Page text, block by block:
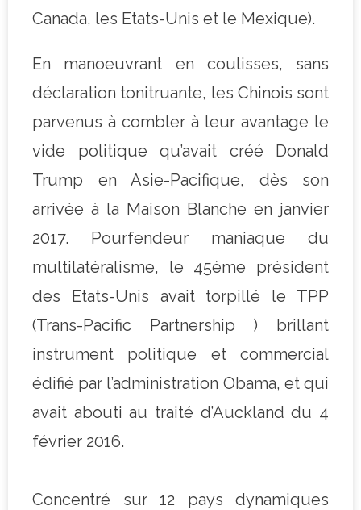
Canada, les Etats-Unis et le Mexique).
En manoeuvrant en coulisses, sans
déclaration tonitruante, les Chinois sont
parvenus à combler à leur avantage le
vide politique qu’avait créé Donald
Trump en Asie-Pacifique, dès son
arrivée à la Maison Blanche en janvier
2017. Pourfendeur maniaque du
multilatéralisme, le 45ème président
des Etats-Unis avait torpillé le TPP
(Trans-Pacific Partnership ) brillant
instrument politique et commercial
édifié par l’administration Obama, et qui
avait abouti au traité d’Auckland du 4
février 2016.
Concentré sur 12 pays dynamiques